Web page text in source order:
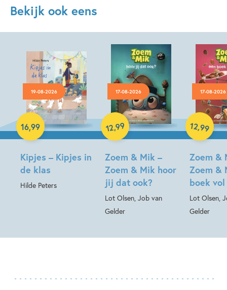
Bekijk ook eens
19-08-2026
Kipjes – Kipjes in
de klas
Hilde Peters
16,99
Hardcover
17-08-2026
Zoem & Mik –
Zoem & Mik hoor
jij dat ook?
Lot Olsen, Job van
Gelder
12,99
Hardcover
17-08-2026
Zoem &
Zoem &
boek
Lot Olsen,
Gelder
12,99
Hardcover